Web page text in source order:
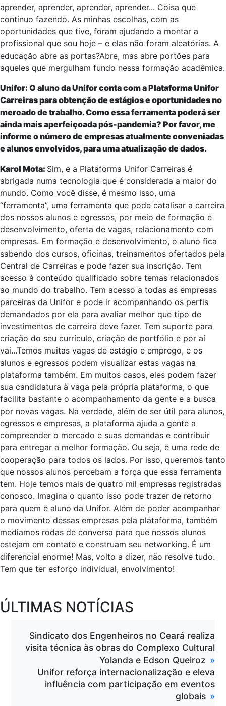
aprender, aprender, aprender, aprender... Coisa que
continuo fazendo. As minhas escolhas, com as
oportunidades que tive, foram ajudando a montar a
profissional que sou hoje – e elas não foram aleatórias. A
educação abre as portas?Abre, mas abre portões para
aqueles que mergulham fundo nessa formação acadêmica.
Unifor: O aluno da Unifor conta com a Plataforma Unifor
Carreiras para obtenção de estágios e oportunidades no
mercado de trabalho. Como essa ferramenta poderá ser
ainda mais aperfeiçoada pós-pandemia? Por favor, me
informe o número de empresas atualmente conveniadas
e alunos envolvidos, para uma atualização de dados.
Karol Mota: Sim, e a Plataforma Unifor Carreiras é
abrigada numa tecnologia que é considerada a maior do
mundo. Como você disse, é mesmo isso, uma
“ferramenta”, uma ferramenta que pode catalisar a carreira
dos nossos alunos e egressos, por meio de formação e
desenvolvimento, oferta de vagas, relacionamento com
empresas. Em formação e desenvolvimento, o aluno fica
sabendo dos cursos, oficinas, treinamentos ofertados pela
Central de Carreiras e pode fazer sua inscrição. Tem
acesso à conteúdo qualificado sobre temas relacionados
ao mundo do trabalho. Tem acesso a todas as empresas
parceiras da Unifor e pode ir acompanhando os perfis
demandados por ela para avaliar melhor que tipo de
investimentos de carreira deve fazer. Tem suporte para
criação do seu currículo, criação de portfólio e por aí
vai...Temos muitas vagas de estágio e emprego, e os
alunos e egressos podem visualizar estas vagas na
plataforma também. Em muitos casos, eles podem fazer
sua candidatura à vaga pela própria plataforma, o que
facilita bastante o acompanhamento da gente e a busca
por novas vagas. Na verdade, além de ser útil para alunos,
egressos e empresas, a plataforma ajuda a gente a
compreender o mercado e suas demandas e contribuir
para entregar a melhor formação. Ou seja, é uma rede de
cooperação para todos os lados. Por isso, queremos tanto
que nossos alunos percebam a força que essa ferramenta
tem. Hoje temos mais de quatro mil empresas registradas
conosco. Imagina o quanto isso pode trazer de retorno
para quem é aluno da Unifor. Além de poder acompanhar
o movimento dessas empresas pela plataforma, também
mediamos rodas de conversa para que nossos alunos
estejam em contato e construam seu networking. É um
diferencial enorme! Mas, volto a dizer, não resolve tudo.
Tem que ter esforço individual, envolvimento!
ÚLTIMAS NOTÍCIAS
Sindicato dos Engenheiros no Ceará realiza
visita técnica às obras do Complexo Cultural
Yolanda e Edson Queiroz
Unifor reforça internacionalização e eleva
influência com participação em eventos
globais